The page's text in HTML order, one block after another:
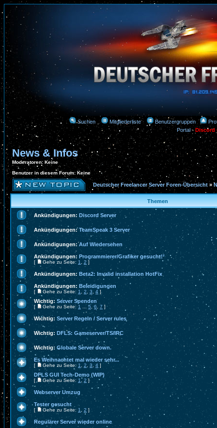
Suchen Mitgliederliste Benutzergruppen
Portal-Discord
News & Infos
Moderatoren: Keine
Benutzer in diesem Forum: Keine
Deutscher Freelancer Server Foren-Übersicht »
Themen
Ankündigungen: Discord Server
Ankündigungen: TeamSpeak 3 Server
Ankündigungen: Auf Wiedersehen
Ankündigungen: Programmierer/Grafiker gesucht!²
[ Gehe zu Seite: 1 2 ]
Ankündigungen: Beta2: Invalid installation HotFix
Ankündigungen: Beleidigungen
[ Gehe zu Seite: 1 , 2 3 4 ]
Wichtig: Server Spenden
[ Gehe zu Seite:1 ... 5 ,6 7 ]
Wichtig: Server Regeln / Server rules
Wichtig: DFLS: Gameserver/TS/IRC
Wichtig: Globale Server down.
Es Weihnachtet mal wieder sehr...
[ Gehe zu Seite: 1 2 3 ,4 ]
DFLS GUI Tech-Demo (WIP)
[ Gehe zu Seite: 1 , 2]
Webserver Umzug
Tester gesucht
[ Gehe zu Seite: 1 2 ]
Regulärer Server wieder online